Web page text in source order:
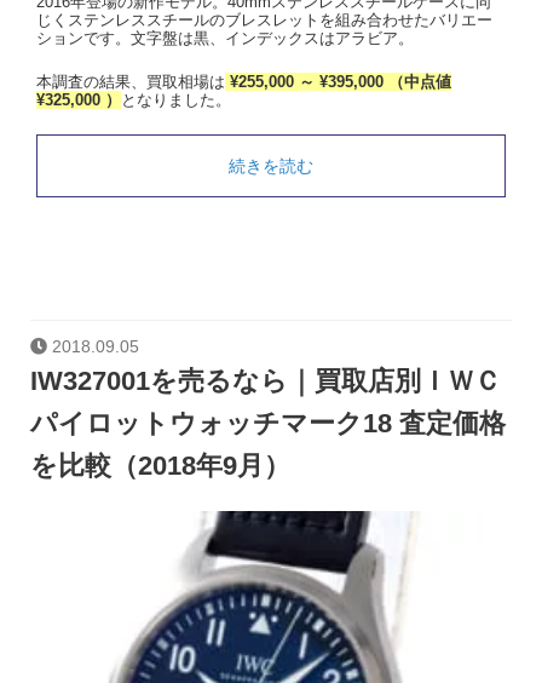
じくステンレススチールのブレスレットを組み合わせたバリエー
ションです。文字盤は黒、インデックスはアラビア。
本調査の結果、買取相場は ¥255,000 ～ ¥395,000 （中点値
¥325,000 ）
となりました。
続きを読む
2018.09.05
IW327001を売るなら｜買取店別ＩＷＣ
パイロットウォッチマーク18 査定価格
を比較（2018年9月）